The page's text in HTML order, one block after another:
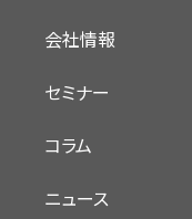
会社情報
セミナー
コラム
ニュース